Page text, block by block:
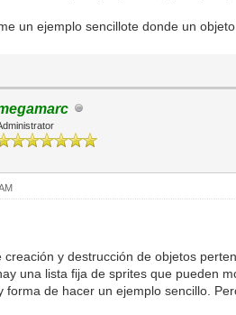
un ejemplo sencillote donde un
creación y destrucción de objetos
una lista fija de sprites que pueden
forma de hacer un ejemplo sencillo.